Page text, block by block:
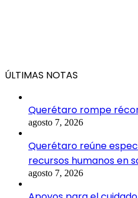
ÚLTIMAS NOTAS
Querétaro rompe
agosto 7, 2026
Querétaro reúne
recursos humanos en
agosto 7, 2026